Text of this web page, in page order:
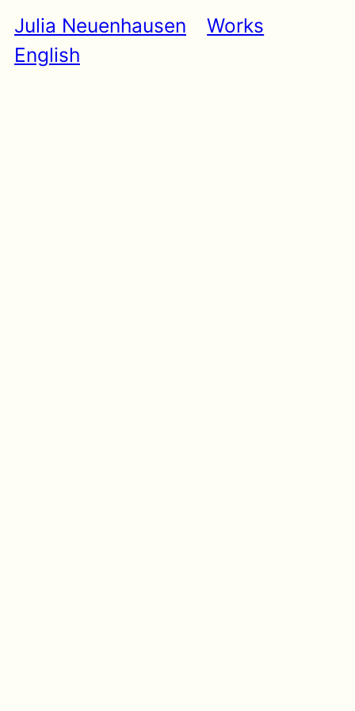
Inhalt
springen
Julia Neuenhausen
Works
English